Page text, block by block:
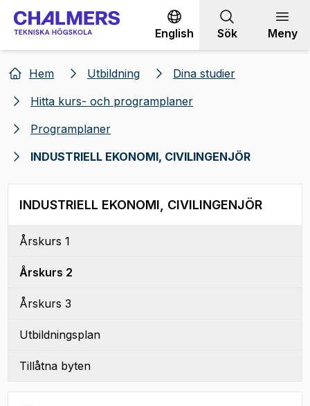
Gå till innehållet
English Sök Meny
Hem Utbildning
Dina studier
Hitta kurs- och programplaner
Programplaner
INDUSTRIELL EKONOMI, CIVILINGENJÖR
INDUSTRIELL EKONOMI, CIVILINGENJÖR
Årskurs 1
Årskurs 2
Årskurs 3
Utbildningsplan
Tillåtna byten